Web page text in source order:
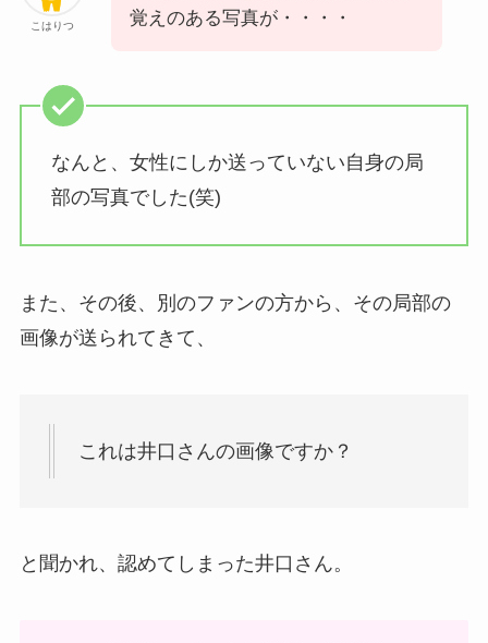
こはりつ
覚えのある写真が・・・・
なんと、女性にしか送っていない自身の局
部の写真でした(笑)
また、その後、別のファンの方から、その局部の
画像が送られてきて、
これは井口さんの画像ですか？
と聞かれ、認めてしまった井口さん。